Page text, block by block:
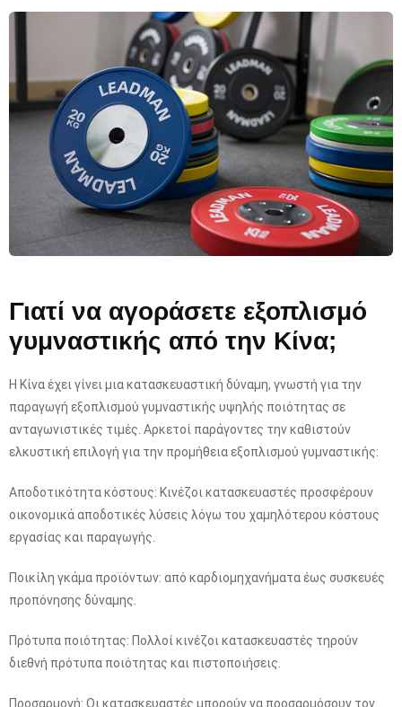
Γιατί να αγοράσετε εξοπλισμό
γυμναστικής από την Κίνα;
Η Κίνα έχει γίνει μια κατασκευαστική δύναμη, γνωστή για την
παραγωγή εξοπλισμού γυμναστικής υψηλής ποιότητας σε
ανταγωνιστικές τιμές. Αρκετοί παράγοντες την καθιστούν
ελκυστική επιλογή για την προμήθεια εξοπλισμού γυμναστικής:
Αποδοτικότητα κόστους: Κινέζοι κατασκευαστές προσφέρουν
οικονομικά αποδοτικές λύσεις λόγω του χαμηλότερου κόστους
εργασίας και παραγωγής.
Ποικίλη γκάμα προϊόντων: από καρδιομηχανήματα έως συσκευές
προπόνησης δύναμης.
Πρότυπα ποιότητας: Πολλοί κινέζοι κατασκευαστές τηρούν
διεθνή πρότυπα ποιότητας και πιστοποιήσεις.
Προσαρμογή: Οι κατασκευαστές μπορούν να προσαρμόσουν τον